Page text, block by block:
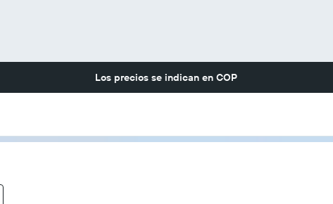
Los precios se indican en COP